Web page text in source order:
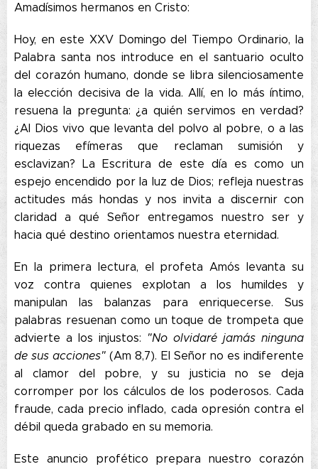
Amadísimos hermanos en Cristo:
Hoy, en este XXV Domingo del Tiempo Ordinario, la
Palabra santa nos introduce en el santuario oculto
del corazón humano, donde se libra silenciosamente
la elección decisiva de la vida. Allí, en lo más íntimo,
resuena la pregunta: ¿a quién servimos en verdad?
¿Al Dios vivo que levanta del polvo al pobre, o a las
riquezas efímeras que reclaman sumisión y
esclavizan? La Escritura de este día es como un
espejo encendido por la luz de Dios; refleja nuestras
actitudes más hondas y nos invita a discernir con
claridad a qué Señor entregamos nuestro ser y
hacia qué destino orientamos nuestra eternidad.
En la primera lectura, el profeta Amós levanta su
voz contra quienes explotan a los humildes y
manipulan las balanzas para enriquecerse. Sus
palabras resuenan como un toque de trompeta que
advierte a los injustos: "No olvidaré jamás ninguna
de sus acciones" (Am 8,7). El Señor no es indiferente
al clamor del pobre, y su justicia no se deja
corromper por los cálculos de los poderosos. Cada
fraude, cada precio inflado, cada opresión contra el
débil queda grabado en su memoria.
Este anuncio profético prepara nuestro corazón